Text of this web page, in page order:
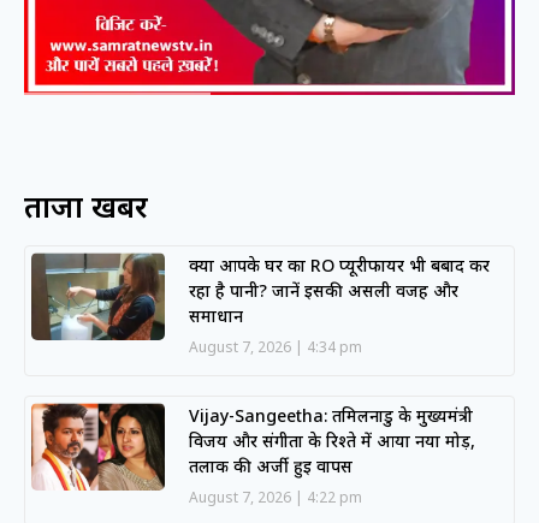
ताजा खबरें
क्या आपके घर का RO प्यूरीफायर भी बर्बाद कर
रहा है पानी? जानें इसकी असली वजह और
समाधान
August 7, 2026 4:34 pm
Vijay-Sangeetha: तमिलनाडु के मुख्यमंत्री
विजय और संगीता के रिश्ते में आया नया मोड़,
तलाक की अर्जी हुई वापस
August 7, 2026 4:22 pm